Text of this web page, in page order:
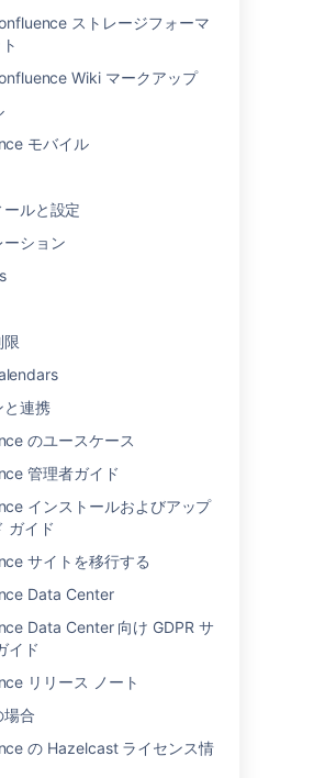
ストレージフォーマ
Wiki マークアップ
モバイル
ルと設定
ーション
限
と連携
のユースケース
管理者ガイド
インストールおよびアップ
ガイド
サイトを移行する
Data Center
Data Center 向け GDPR サ
イド
リリース ノート
場合
の Hazelcast ライセンス情
ョンの項目
ストレージフォーマット
ンツ
administration
Confluence
Confluence
Cloud?
Data Objects
Essentials certification
Setup Guide
the Character encoding of
from the Database.